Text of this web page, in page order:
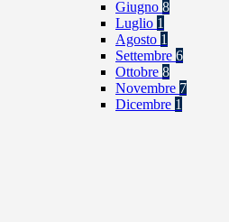
Giugno 8
Luglio 1
Agosto 1
Settembre 6
Ottobre 8
Novembre 7
Dicembre 1